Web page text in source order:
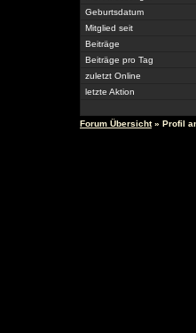
Geburtsdatum
Mitglied seit
Beiträge
Beiträge pro Tag
zuletzt Online
letzte Aktion
Forum Übersicht» Profil